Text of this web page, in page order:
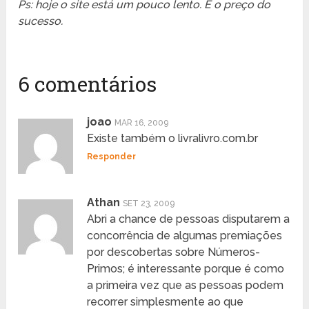
Ps: hoje o site está um pouco lento. É o preço do
sucesso.
6 comentários
joao MAR 16, 2009
Existe também o livralivro.com.br
Responder
Athan SET 23, 2009
Abri a chance de pessoas disputarem a
concorrência de algumas premiações
por descobertas sobre Números-
Primos; é interessante porque é como
a primeira vez que as pessoas podem
recorrer simplesmente ao que